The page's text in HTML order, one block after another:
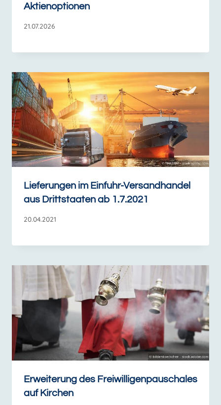
Aktienoptionen
21.07.2026
Lieferungen im Einfuhr-Versandhandel
aus Drittstaaten ab 1.7.2021
20.04.2021
Erweiterung des Freiwilligenpauschales
auf Kirchen